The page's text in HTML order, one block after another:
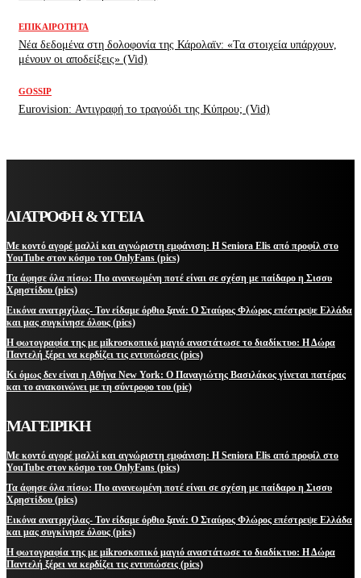
ΕΠΙΚΑΙΡΌΤΗΤΑ
Νέα δεδομένα στη δολοφονία της Κάρολαϊν: «Τα στοιχεία υπάρχουν,
μένουν οι αποδείξεις» (Vid)
GOSSIP
Eurovision: Αντιγραφή το τραγούδι της Κύπρου; (Vid)
ΔΙΑΤΡΟΦΗ & ΥΓΕΙΑ
Με κοντό αγορέ μαλλί και αγνώριστη εμφάνιση: Η Seniora Elis από προφίλ στο
YouTube στον κόσμο του OnlyFans (pics)
Τα άφησε όλα πίσω: Πιο ανανεωμένη ποτέ είναι σε σχέση με παίδαρο η Σισσυ
Χρηστίδου (pics)
Εικόνα ανατριχίλας- Τον είδαμε όρθιο ξανά: Ο Σταύρος Φλώρος επέστρεψε Ελλάδα
και μας συγκίνησε όλους (pics)
Η φωτογραφία της με μikroσκοπικό μαγιό αναστάτωσε το διαδίκτυο: Η Δώρα
Παντελή ξέρει να κερδίζει τις εντυπώσεις (pics)
Κι όμως δεν είναι η Αθήνα New York: Ο Παναγιώτης Βασιλάκος γίνεται πατέρας
και το ανακοινώνει με τη σύντροφο του (pic)
ΜΑΓΕΙΡΙΚΗ
Με κοντό αγορέ μαλλί και αγνώριστη εμφάνιση: Η Seniora Elis από προφίλ στο
YouTube στον κόσμο του OnlyFans (pics)
Τα άφησε όλα πίσω: Πιο ανανεωμένη ποτέ είναι σε σχέση με παίδαρο η Σισσυ
Χρηστίδου (pics)
Εικόνα ανατριχίλας- Τον είδαμε όρθιο ξανά: Ο Σταύρος Φλώρος επέστρεψε Ελλάδα
και μας συγκίνησε όλους (pics)
Η φωτογραφία της με μikroσκοπικό μαγιό αναστάτωσε το διαδίκτυο: Η Δώρα
Παντελή ξέρει να κερδίζει τις εντυπώσεις (pics)